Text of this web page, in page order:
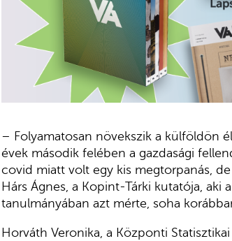
– Folyamatosan növekszik a külföldön
évek második felében a gazdasági
covid miatt volt egy kis megtorpanás,
Hárs Ágnes, a Kopint-Tárki kutatója, aki a
tanulmányában azt mérte, soha
Horváth Veronika, a Központi